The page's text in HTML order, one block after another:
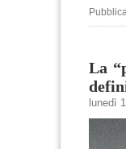
La
lunedì